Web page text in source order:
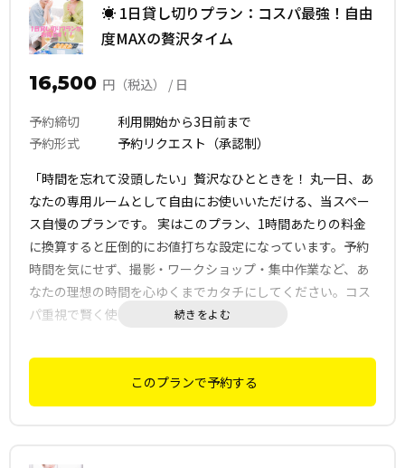
☀️ 1日貸し切りプラン：コスパ最強！自由
度MAXの贅沢タイム
16,500 円（税込） / 日
予約締切 利用開始から3日前まで
予約形式 予約リクエスト（承認制）
「時間を忘れて没頭したい」贅沢なひとときを！ 丸一日、あ
なたの専用ルームとして自由にお使いいただける、当スペー
ス自慢のプランです。 実はこのプラン、1時間あたりの料金
に換算すると圧倒的にお値打ちな設定になっています。予約
時間を気にせず、撮影・ワークショップ・集中作業など、あ
なたの理想の時間を心ゆくまでカタチにしてください。コス
パ重視で賢く使いたい方にもイチオシです！
このプランで予約する